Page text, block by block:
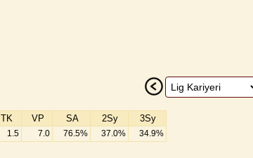
TK VP SA 2Sy 3Sy
1.5 7.0 76.5% 37.0% 34.9%